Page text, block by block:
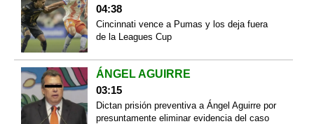
04:38
Cincinnati vence a Pumas y los deja fuera
de la Leagues Cup
ÁNGEL AGUIRRE
03:15
Dictan prisión preventiva a Ángel Aguirre por
presuntamente eliminar evidencia del caso